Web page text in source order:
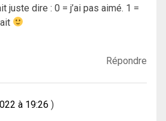
juste dire : 0 = j’ai pas aimé. 1 =
Répondre
à 19:26